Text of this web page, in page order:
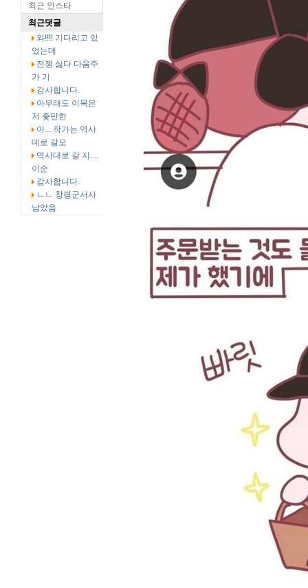
최근 인스타
최근댓글
와!!!! 기다리고 있
었는데
전쟁 싫다 다음주
가 기
감사합니다.
아무래도 이목은
저 좇만한
아... 작가는 역사
데로 갈모
역사대로 갈 지....
이순
감사합니다.
ㄴㄴ 창평군서사
남았음